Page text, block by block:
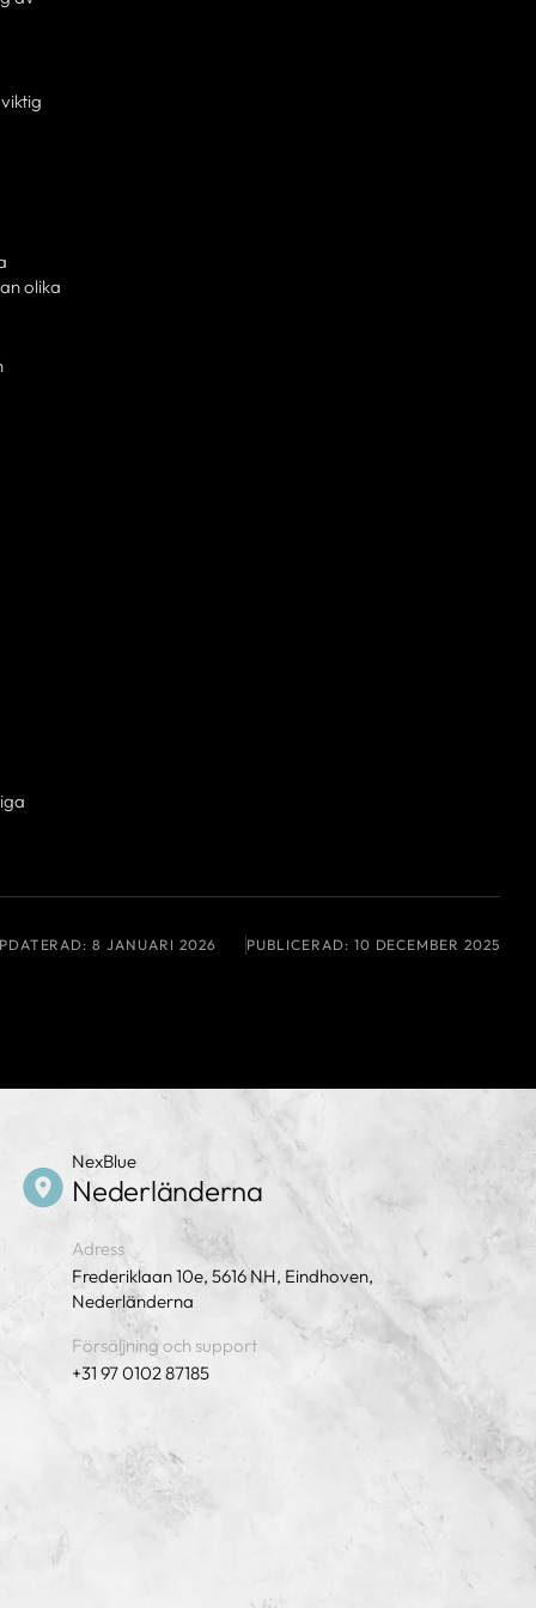
olika
8 JANUARI 2026 PUBLICERAD: 10 DECEMBER 2025
NexBlue
Nederländerna
Adress
Frederiklaan 10e, 5616 NH, Eindhoven,
Nederländerna
Försäljning och support
+31 97 0102 87185